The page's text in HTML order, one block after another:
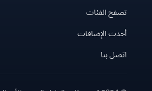
تصفح الفئات
أحدث الإضافات
اتصل بنا